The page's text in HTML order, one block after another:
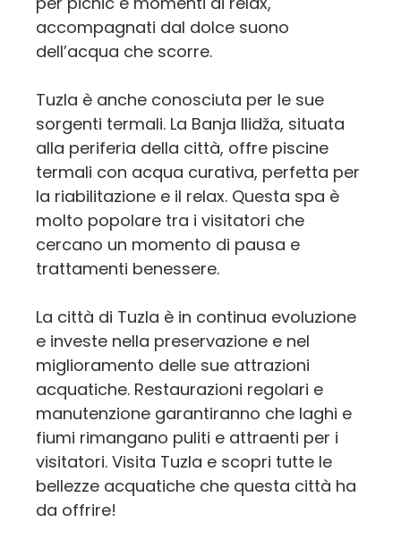
accompagnati dal dolce suono
dell’acqua che scorre.
Tuzla è anche conosciuta per le sue
sorgenti termali. La Banja Ilidža, situata
alla periferia della città, offre piscine
termali con acqua curativa, perfetta per
la riabilitazione e il relax. Questa spa è
molto popolare tra i visitatori che
cercano un momento di pausa e
trattamenti benessere.
La città di Tuzla è in continua evoluzione
e investe nella preservazione e nel
miglioramento delle sue attrazioni
acquatiche. Restaurazioni regolari e
manutenzione garantiranno che laghi e
fiumi rimangano puliti e attraenti per i
visitatori. Visita Tuzla e scopri tutte le
bellezze acquatiche che questa città ha
da offrire!